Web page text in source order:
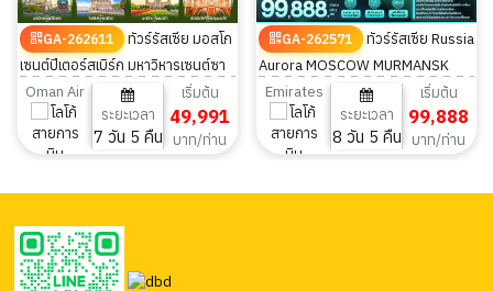
GA-262611
ทัวร์รัสเซีย มอสโก
เซนต์ปีเตอร์สเบิร์ก มหาวิหารเซนต์ซา
เวียร์ พระราชวังเครมลิน 7 วัน 5 คืน
Oman Air
ระยะเวลา
7 วัน 5 คืน
เริ่มต้น
49,991
บาท/ท่าน
GA-262571
ทัวร์รัสเซีย Russia
Aurora MOSCOW MURMANSK
STPETERSBURG 8วัน 5คืน
Emirates
ระยะเวลา
8 วัน 5 คืน
เริ่มต้น
99,888
บาท/ท่าน